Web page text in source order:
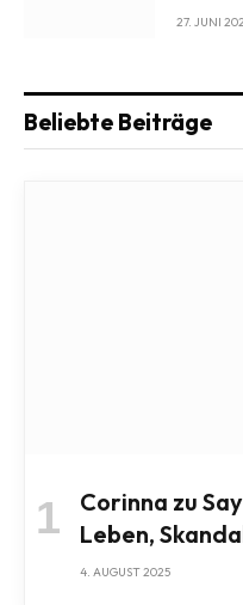
27. JUNI
Beliebte Beiträge
Corinna zu
Leben,
4. AUGUST 2025